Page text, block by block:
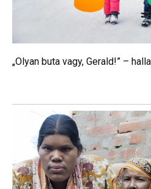
„Olyan buta vagy, Gerald!” –